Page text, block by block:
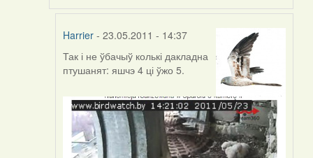
Harrier - 23.05.2011 - 14:37
In
reply
by
Harrier
Так і не ўбачыў колькі дакладна
птушанят: яшчэ 4 ці ўжо 5.